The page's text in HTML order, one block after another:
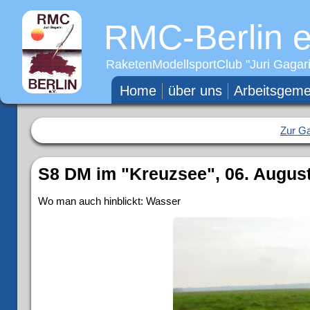
RMC-Berlin
RaketenModellsportClub "Juri
Home über uns
Zur
S8 DM im "Kreuzsee", 06.
Wo man auch hinblickt: Wasser